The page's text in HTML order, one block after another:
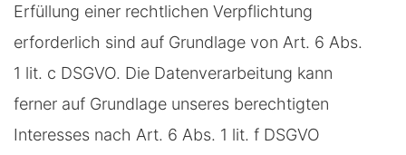
Erfüllung einer rechtlichen Verpflichtung
erforderlich sind auf Grundlage von Art. 6 Abs.
1 lit. c DSGVO. Die Datenverarbeitung kann
ferner auf Grundlage unseres berechtigten
Interesses nach Art. 6 Abs. 1 lit. f DSGVO